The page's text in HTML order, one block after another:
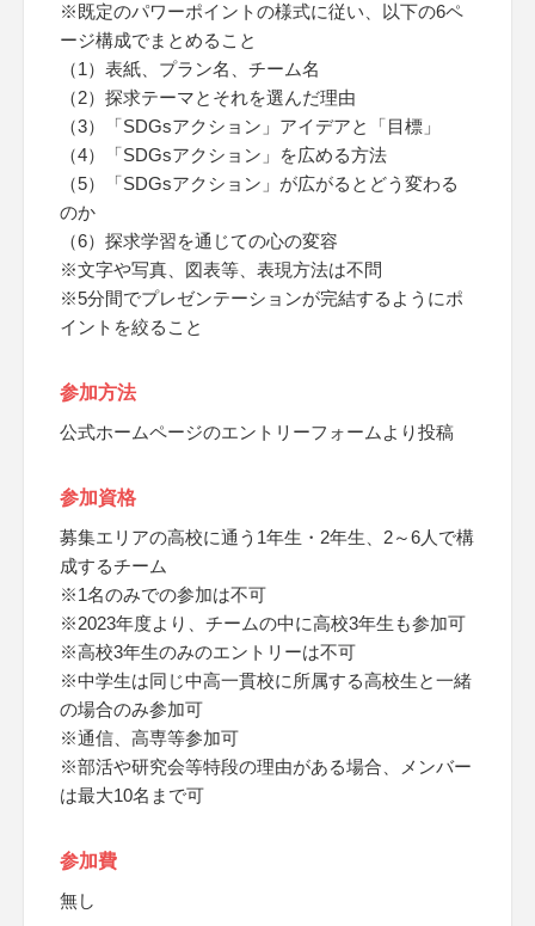
※既定のパワーポイントの様式に従い、以下の6ペ
ージ構成でまとめること
（1）表紙、プラン名、チーム名
（2）探求テーマとそれを選んだ理由
（3）「SDGsアクション」アイデアと「目標」
（4）「SDGsアクション」を広める方法
（5）「SDGsアクション」が広がるとどう変わる
のか
（6）探求学習を通じての心の変容
※文字や写真、図表等、表現方法は不問
※5分間でプレゼンテーションが完結するようにポ
イントを絞ること
参加方法
公式ホームページのエントリーフォームより投稿
参加資格
募集エリアの高校に通う1年生・2年生、2～6人で構
成するチーム
※1名のみでの参加は不可
※2023年度より、チームの中に高校3年生も参加可
※高校3年生のみのエントリーは不可
※中学生は同じ中高一貫校に所属する高校生と一緒
の場合のみ参加可
※通信、高専等参加可
※部活や研究会等特段の理由がある場合、メンバー
は最大10名まで可
参加費
無し